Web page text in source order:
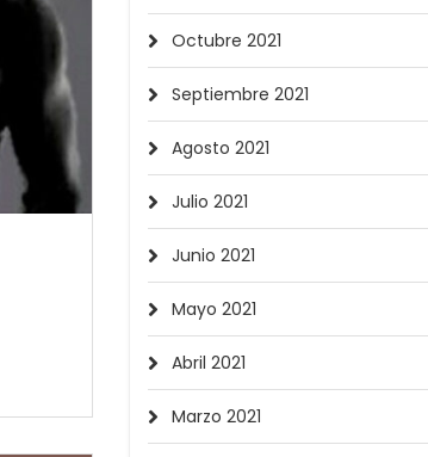
Octubre 2021
Septiembre 2021
Agosto 2021
Julio 2021
Junio 2021
Mayo 2021
Abril 2021
Marzo 2021